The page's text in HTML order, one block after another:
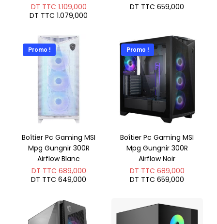
DT TTC1.109,000Le
prix
initial
TTC 1.109,000.
DT TTC 1.079,000
TTC 1.079,000.
DT TTC 659,000
Promo !
Boîtier Pc Gaming MSI
Mpg Gungnir 300R
Airflow Blanc
DT TTC689,000Le
prix
TTC 689,000.
DT TTC 649,000
DT
TTC 649,000.
Promo !
Boîtier Pc Gaming MSI
Mpg Gungnir 300R
Airflow Noir
DT TTC689,000Le
TTC
DT TTC 659,000
DT
TTC